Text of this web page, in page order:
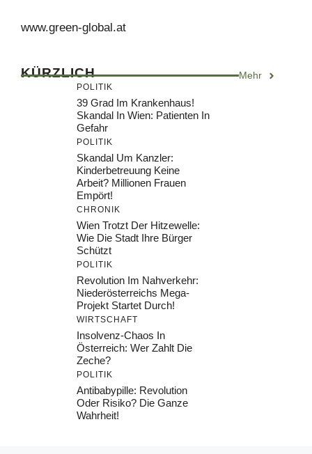
www.green-global.at
KÜRZLICH Mehr
POLITIK
39 Grad Im Krankenhaus!
Skandal In Wien: Patienten In
Gefahr
POLITIK
Skandal Um Kanzler:
Kinderbetreuung Keine
Arbeit? Millionen Frauen
Empört!
CHRONIK
Wien Trotzt Der Hitzewelle:
Wie Die Stadt Ihre Bürger
Schützt
POLITIK
Revolution Im Nahverkehr:
Niederösterreichs Mega-
Projekt Startet Durch!
WIRTSCHAFT
Insolvenz-Chaos In
Österreich: Wer Zahlt Die
Zeche?
POLITIK
Antibabypille: Revolution
Oder Risiko? Die Ganze
Wahrheit!